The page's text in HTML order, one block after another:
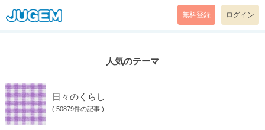
無料登録 ログイン
人気のテーマ
日々のくらし
( 50879件の記事 )